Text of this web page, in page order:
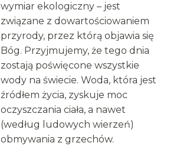
wymiar ekologiczny – jest
związane z dowartościowaniem
przyrody, przez którą objawia się
Bóg. Przyjmujemy, że tego dnia
zostają poświęcone wszystkie
wody na świecie. Woda, która jest
źródłem życia, zyskuje moc
oczyszczania ciała, a nawet
(według ludowych wierzeń)
obmywania z grzechów.